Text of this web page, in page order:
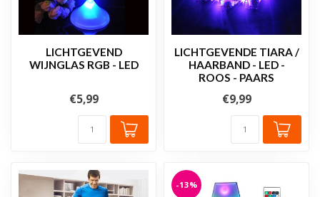
LICHTGEVEND
WIJNGLAS RGB - LED
€5,99
LICHTGEVENDE TIARA /
HAARBAND - LED -
ROOS - PAARS
€9,99
-13%